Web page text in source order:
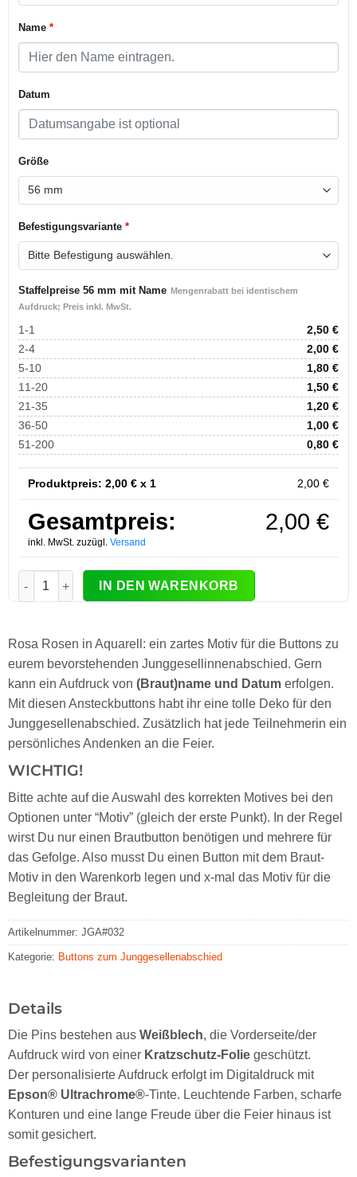
Name*
Datum
Größe
Befestigungsvariante*
Staffelpreise 56 mm mit Name Mengenrabatt bei identischem
Aufdruck; Preis inkl. MwSt.
1-1 2,50€
2-4
2,00€
5-10
1,80€
11-20
1,50€
21-35
1,20€
36-50
1,00€
51-200
0,80€
Produktpreis: 2,00€ x 1 2,00€
Gesamtpreis:
inkl. MwSt. zuzügl. Versand
2,00 €
JGA-Button Modell #32 Menge
IN DEN WARENKORB
Rosa Rosen in Aquarell: ein zartes Motiv für die Buttons zu
eurem bevorstehenden Junggesellinnenabschied. Gern
kann ein Aufdruck von (Braut)name und Datumerfolgen.
Mit diesen Ansteckbuttons habt ihr eine tolle Deko für den
Junggesellenabschied. Zusätzlich hat jede Teilnehmerin ein
persönliches Andenken an die Feier.
WICHTIG!
Bitte achte auf die Auswahl des korrekten Motives bei den
Optionen unter “Motiv” (gleich der erste Punkt). In der Regel
wirst Du nur einen Brautbutton benötigen und mehrere für
das Gefolge. Also musst Du einen Button mit dem Braut-
Motiv in den Warenkorb legen und x-mal das Motiv für die
Begleitung der Braut.
Artikelnummer: JGA#032
Kategorie: Buttons zum Junggesellenabschied
Details
Die Pins bestehen aus Weißblech, die Vorderseite/der
Aufdruck wird von einer Kratzschutz-Foliegeschützt.
Der personalisierte Aufdruck erfolgt im Digitaldruck mit
Epson® Ultrachrome®-Tinte. Leuchtende Farben, scharfe
Konturen und eine lange Freude über die Feier hinaus ist
somit gesichert.
Befestigungsvarianten